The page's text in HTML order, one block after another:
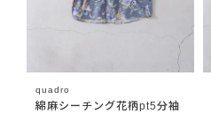
quadro
綿麻シーチング花柄pt5分袖